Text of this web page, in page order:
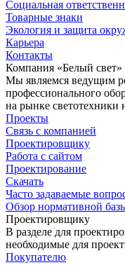
Социальная
Товарные знаки
Экология и защита
Карьера
Контакты
Компания «Белый свет»
Мы являемся ведущим
профессионального
на рынке
Проекты
Связь с компанией
Проектировщику
Работа с сайтом
Проектирование
Скачать
Часто задаваемые
Обзор нормативной
Проектировщику
В разделе для
необходимые для
Покупателю